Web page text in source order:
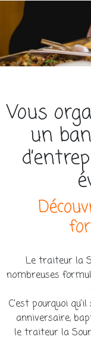
Vous
un
Le traiteur la
nombreuses
C’est pourquoi
anniversaire,
le traiteur la